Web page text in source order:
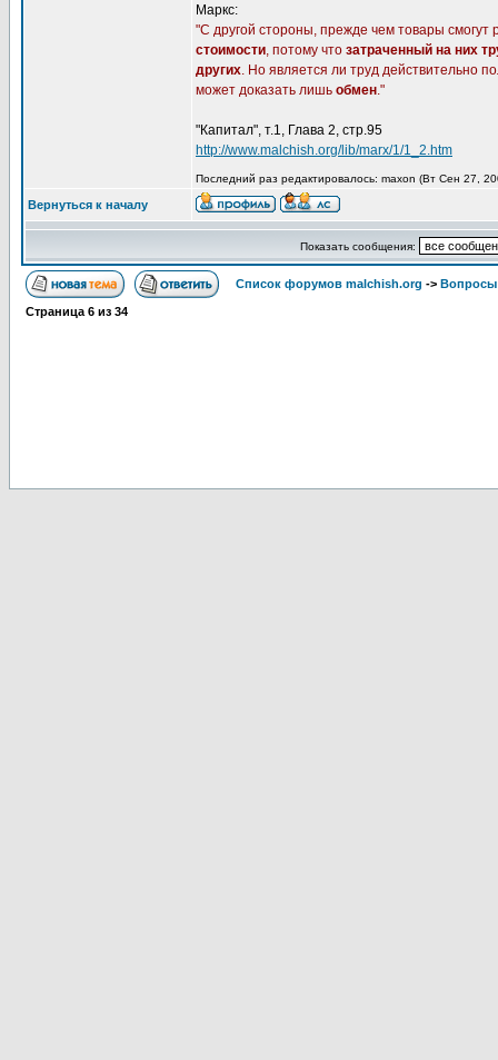
Маркс:
"С другой стороны, прежде чем товары смогут
стоимости, потому что затраченный на них
других. Но является ли труд действительно
может доказать лишь обмен."
"Капитал", т.1, Глава 2, стр.95
http://www.malchish.org/lib/marx/1/1_2.htm
Последний раз редактировалось: maxon (Вт Сен 27,
Вернуться к началу
Показать сообщения:
Список форумов malchish.org -> Вопросы
Страница 6 из 34